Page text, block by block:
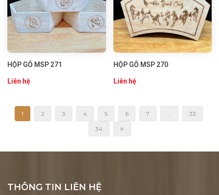
HỘP GỖ MSP 271
Liên hệ
HỘP GỖ MSP 270
Liên hệ
1 2 3 4 5 6 7 ... 33
34
THÔNG TIN LIÊN HỆ